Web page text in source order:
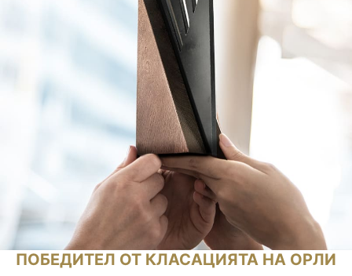
ПОБЕДИТЕЛ ОТ КЛАСАЦИЯТА НА ОРЛИ